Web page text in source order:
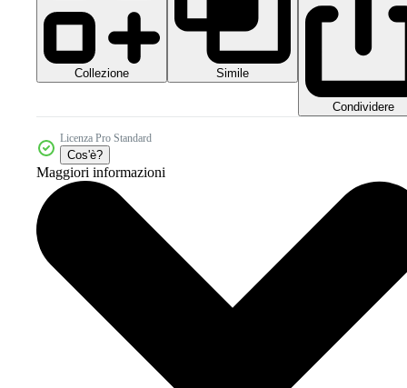
Collezione Simile
Condividere
Licenza Pro Standard
Cos'è?
Maggiori informazioni